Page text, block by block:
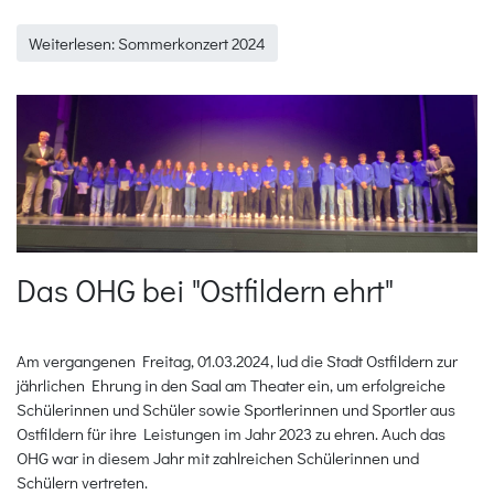
Weiterlesen: Sommerkonzert 2024
Das OHG bei "Ostfildern ehrt"
Am vergangenen Freitag, 01.03.2024, lud die Stadt Ostfildern zur
jährlichen Ehrung in den Saal am Theater ein, um erfolgreiche
Schülerinnen und Schüler sowie Sportlerinnen und Sportler aus
Ostfildern für ihre Leistungen im Jahr 2023 zu ehren. Auch das
OHG war in diesem Jahr mit zahlreichen Schülerinnen und
Schülern vertreten.